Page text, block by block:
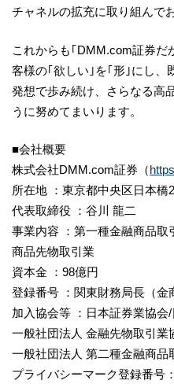
チャネルの拡充に取り組んで
これからも｢DMM.com証券だ
客様の｢欲しい｣を｢形｣にし、
発想で歩み続け、さらなる高
うに努めてまいります。
■会社概要
株式会社DMM.com証券（
所在地 ：東京都中央区日本橋
代表取締役 ：谷川 龍二
事業内容 ：第一種金融商品取
商品先物取引業
資本金 ：98億円
登録番号 ：関東財務局長（金
加入協会等 ：日本証券業協会
一般社団法人 金融先物取引業
一般社団法人 第二種金融商品
プライバシーマーク登録番号